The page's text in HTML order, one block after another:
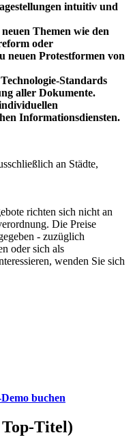
intuitiv und
Themen wie den
oder
neuen Protestformen von
Standards
aller Dokumente.
Informationsdiensten.
an Städte,
richten sich nicht an
Die Preise
- zuzüglich
oder sich als
wenden Sie sich
buchen
Titel)